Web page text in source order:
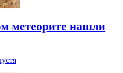
метеорите нашли